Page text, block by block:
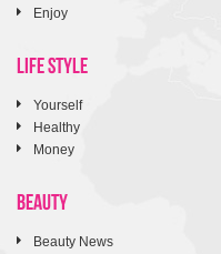
Enjoy
LIFE STYLE
Yourself
Healthy
Money
BEAUTY
Beauty News